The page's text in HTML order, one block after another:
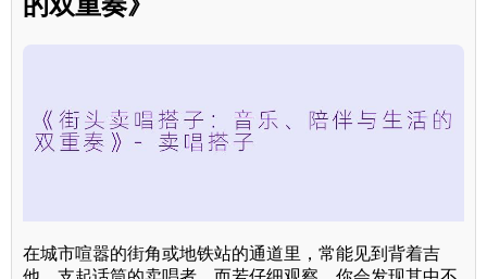
在城市喧嚣的街角或地铁站的通道里，常能见到背着吉